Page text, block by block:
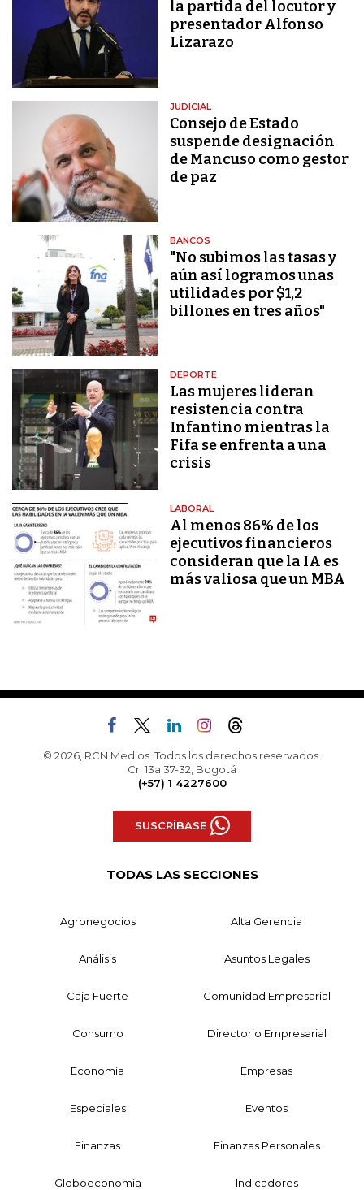
la partida del locutor y
presentador Alfonso
Lizarazo
JUDICIAL
Consejo de Estado
suspende designación
de Mancuso como gestor
de paz
BANCOS
"No subimos las tasas y
aún así logramos unas
utilidades por $1,2
billones en tres años"
DEPORTE
Las mujeres lideran
resistencia contra
Infantino mientras la
Fifa se enfrenta a una
crisis
LABORAL
Al menos 86% de los
ejecutivos financieros
consideran que la IA es
más valiosa que un MBA
© 2026, RCN Medios. Todos los derechos reservados.
Cr. 13a 37-32, Bogotá
(+57) 1 4227600
SUSCRÍBASE
TODAS LAS SECCIONES
Agronegocios Alta Gerencia
Análisis Asuntos Legales
Caja Fuerte Comunidad Empresarial
Consumo Directorio Empresarial
Economía Empresas
Especiales Eventos
Finanzas Finanzas Personales
Globoeconomía Indicadores